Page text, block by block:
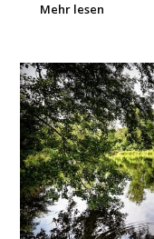
Mehr lesen